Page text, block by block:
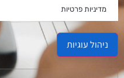
מדיניות פרטיות
ניהול עוגיות